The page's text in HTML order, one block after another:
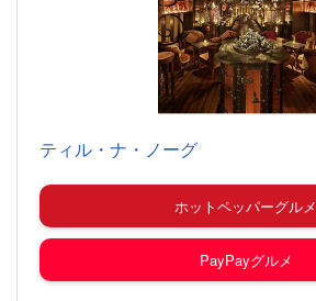
ティル・ナ・ノーグ
ホットペッパーグルメ
PayPayグルメ